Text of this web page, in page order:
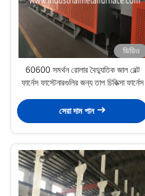
ভিডিও
60600 সমর্থন রোলার বৈদ্যুতিক জাল বেল্ট
ফার্নেস ফাস্টেনারগুলির জন্য তাপ চিকিত্সা ফার্নেস
সেরা দাম পান